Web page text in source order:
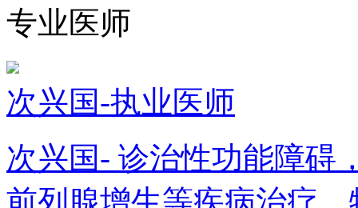
专业医师
次兴国-执业医师
次兴国- 诊治性功能障碍
前列腺增生等疾病治疗